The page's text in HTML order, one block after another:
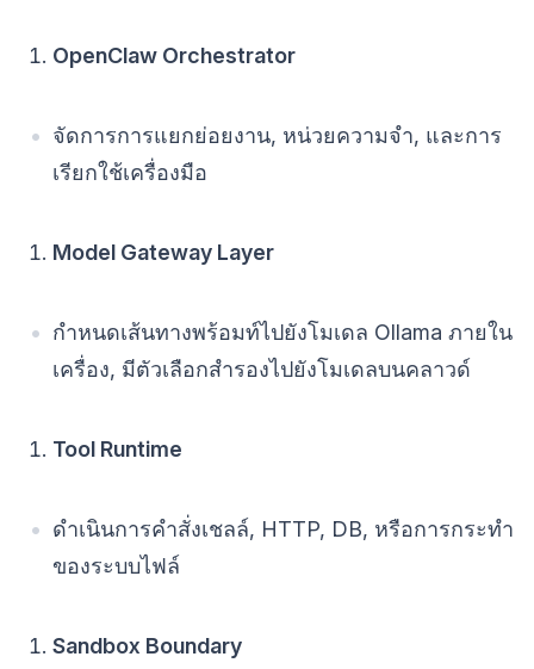
OpenClaw Orchestrator
จัดการการแยกย่อยงาน, หน่วยความจำ, และการ
เรียกใช้เครื่องมือ
Model Gateway Layer
กำหนดเส้นทางพร้อมท์ไปยังโมเดล Ollama ภายใน
เครื่อง, มีตัวเลือกสำรองไปยังโมเดลบนคลาวด์
Tool Runtime
ดำเนินการคำสั่งเชลล์, HTTP, DB, หรือการกระทำ
ของระบบไฟล์
Sandbox Boundary